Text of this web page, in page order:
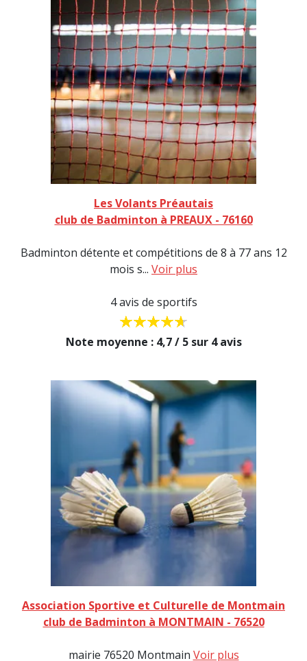
Les Volants Préautais
club de Badminton à PREAUX - 76160
Badminton détente et compétitions de 8 à 77 ans 12
mois s... Voir plus
4 avis de sportifs
Note moyenne : 4,7 / 5 sur 4 avis
Association Sportive et Culturelle de Montmain
club de Badminton à MONTMAIN - 76520
mairie 76520 Montmain Voir plus